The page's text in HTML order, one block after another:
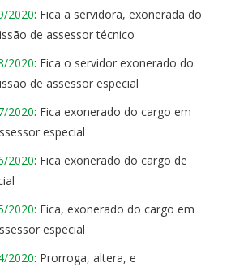
2020: Fica a servidora, exonerada do
de assessor técnico
2020: Fica o servidor exonerado do
de assessor especial
2020: Fica exonerado do cargo em
especial
2020: Fica exonerado do cargo de
2020: Fica, exonerado do cargo em
especial
2020: Prorroga, altera, e